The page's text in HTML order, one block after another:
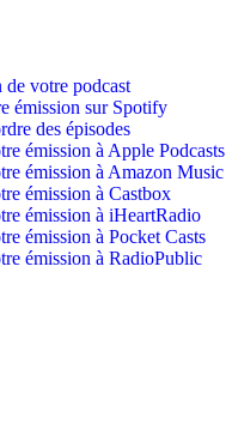
votre podcast
émission sur Spotify
des épisodes
émission à Apple Podcasts
émission à Amazon Music
émission à Castbox
émission à iHeartRadio
émission à Pocket Casts
émission à RadioPublic